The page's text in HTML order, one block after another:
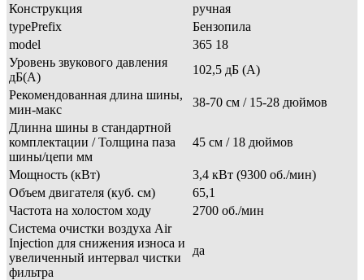
Конструкция
ручная
typePrefix
Бензопила
model
365 18
Уровень звукового давления
дБ(A)
102,5 дБ (А)
Рекомендованная длина шины,
мин-макс
38-70 см / 15-28 дюймов
Длинна шины в стандартной
комплектации / Толщина паза
шины/цепи мм
45 см / 18 дюймов
Мощность (кВт)
3,4 кВт (9300 об./мин)
Объем двигателя (куб. см)
65,1
Частота на холостом ходу
2700 об./мин
Система очистки воздуха Air
Injection для снижения износа и
увеличенный интервал чистки
фильтра
да